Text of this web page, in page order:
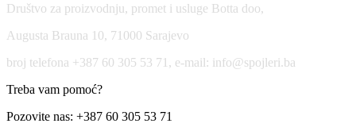
Društvo za proizvodnju, promet i usluge Botta doo,
Augusta Brauna 10, 71000 Sarajevo
broj telefona +387 60 305 53 71, e-mail: info@spojleri.ba
Treba vam pomoć?
Pozovite nas: +387 60 305 53 71